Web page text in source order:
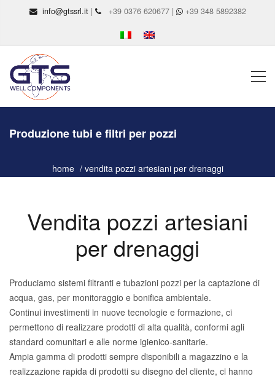
info@gtssrl.it| +39 0376 620677 | +39 348 5892382
Produzione tubi e filtri per pozzi
home vendita pozzi artesiani per drenaggi
Vendita pozzi artesiani
per drenaggi
Produciamo sistemi filtranti e tubazioni pozzi per la captazione di
acqua, gas, per monitoraggio e bonifica ambientale.
Continui investimenti in nuove tecnologie e formazione, ci
permettono di realizzare prodotti di alta qualità, conformi agli
standard comunitari e alle norme igienico-sanitarie.
Ampia gamma di prodotti sempre disponibili a magazzino e la
realizzazione rapida di prodotti su disegno del cliente, ci hanno